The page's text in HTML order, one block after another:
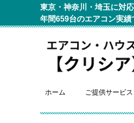
東京・神奈川・埼玉に対応
年間659台のエアコン実
ホーム ご提供サービス